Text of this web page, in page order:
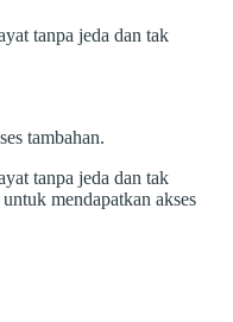
tanpa jeda dan tak
tambahan.
tanpa jeda dan tak
mendapatkan akses